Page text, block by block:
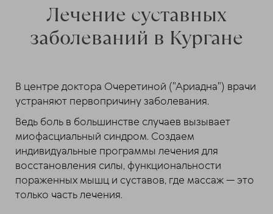
Лечение суставных
заболеваний в Кургане
В центре доктора Очеретиной ("Ариадна") врачи
устраняют первопричину заболевания.
Ведь боль в большинстве случаев вызывает
миофасциальный синдром. Создаем
индивидуальные программы лечения для
восстановления силы, функциональности
пораженных мышц и суставов, где массаж — это
только часть лечения.